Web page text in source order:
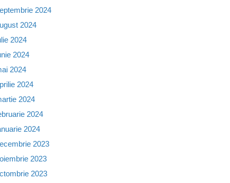
2024
2024
2024
2024
2024
2024
2024
2024
2024
2023
2023
2023